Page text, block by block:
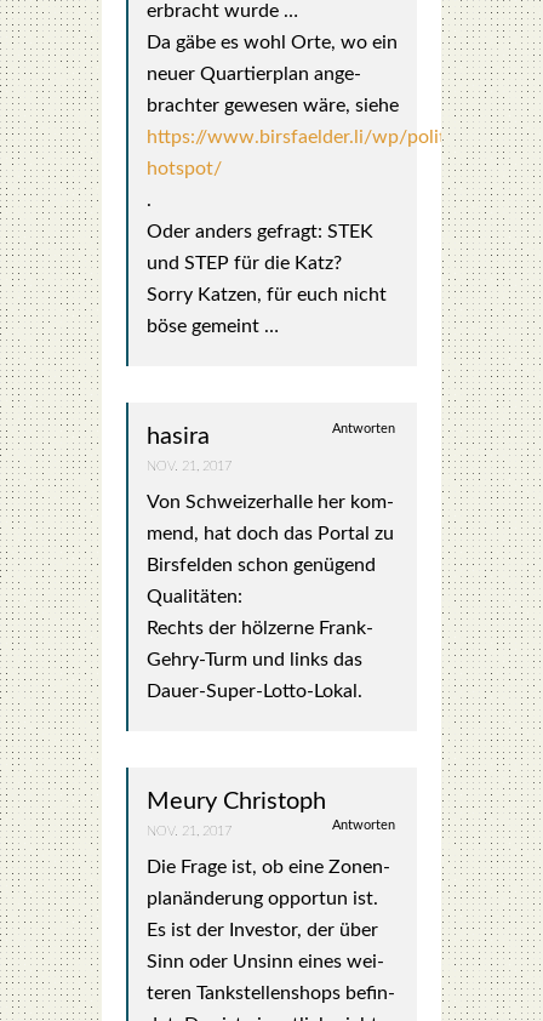
erbracht wur­de …
Da gäbe es wohl Orte, wo ein
neu­er Quar­tier­plan ange­
brach­ter gewe­sen wäre, sie­he
https://www.birsfaelder.li/wp/politik/
hotspot/
.
Oder anders gefragt: STEK
und STEP für die Katz?
Sor­ry Kat­zen, für euch nicht
böse gemeint …
hasira Antworten
NOV. 21, 2017
Von Schwei­zer­hal­le her kom­
mend, hat doch das Por­tal zu
Birs­fel­den schon genü­gend
Qua­li­tä­ten:
Rechts der höl­zer­ne Frank-
Gehry-Turm und links das
Dau­er-Super-Lot­to-Lokal.
Meury Christoph
Antworten
NOV. 21, 2017
Die Fra­ge ist, ob eine Zonen­
plan­än­de­rung oppor­tun ist.
Es ist der Inves­tor, der über
Sinn oder Unsinn eines wei­
te­ren Tank­stel­len­shops befin­